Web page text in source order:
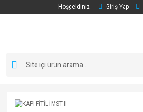
Hoşgeldiniz Giriş Yap